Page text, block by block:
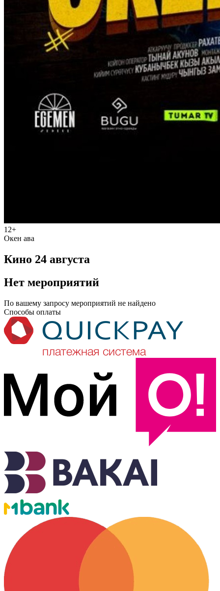
12+
Окен ава
Кино 24 августа
Нет мероприятий
По вашему запросу мероприятий не найдено
Способы оплаты